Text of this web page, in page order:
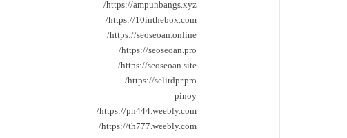
https://ampunbangs.xyz/
https://10inthebox.com/
https://seoseoan.online/
https://seoseoan.pro/
https://seoseoan.site/
https://selirdpr.pro/
pinoy
https://ph444.weebly.com/
https://th777.weebly.com/